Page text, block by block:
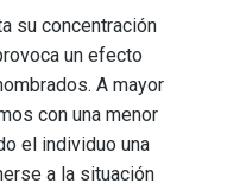
su concentración
un efecto
A mayor
con una menor
el individuo una
a la situación